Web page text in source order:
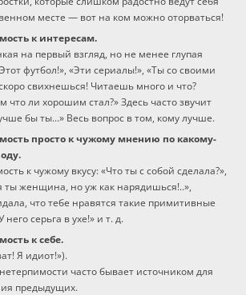
месте — вот на ком можно оторваться!
к интересам.
на первый взгляд, но не менее глупая
футбол!», «Эти сериалы!», «Ты со своими
свихнешься! Читаешь много и что?
что ли хорошим стал?» Здесь часто звучит
бы ты...» Весь вопрос в том, кому лучше.
просто к чужому мнению по какому-
к чужому вкусу: «Что ты с собой сделала?»,
ты женщина, но уж как нарядишься!..»,
что тебе нравятся такие примитивные
него серьга в ухе!» и т. д.
к себе.
Я идиот!»).
часто бывает источником для
предыдущих.